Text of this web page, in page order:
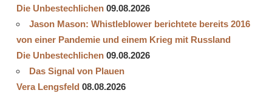
Die Unbestechlichen 09.08.2026
Jason Mason: Whistleblower berichtete bereits 2016
von einer Pandemie und einem Krieg mit Russland
Die Unbestechlichen 09.08.2026
Das Signal von Plauen
Vera Lengsfeld 08.08.2026